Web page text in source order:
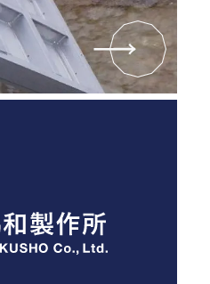
するユーザーの特定を
情報の閲覧や変更，削
ていただくため
ユーザーに利用料金を請
と関連性を有すると合
，個人情報の利用目的